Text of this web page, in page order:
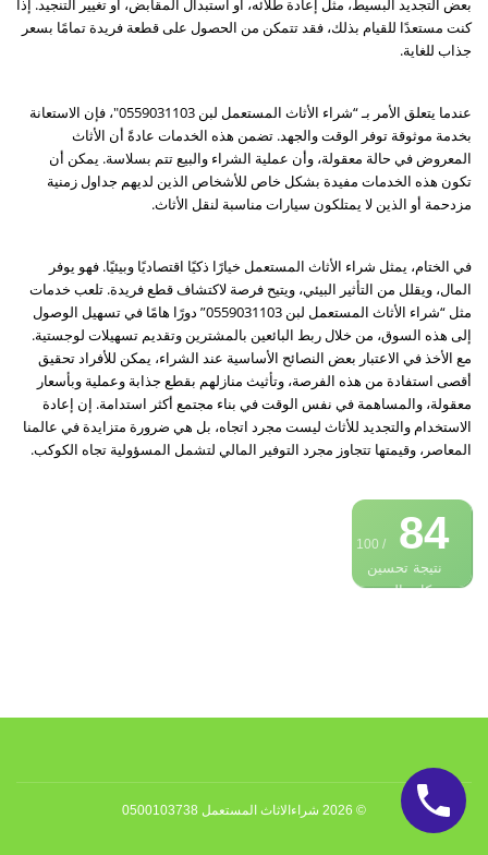
بعض التجديد البسيط، مثل إعادة طلائه، أو استبدال المقابض، أو تغيير التنجيد. إذا
كنت مستعدًا للقيام بذلك، فقد تتمكن من الحصول على قطعة فريدة تمامًا بسعر
جذاب للغاية.
عندما يتعلق الأمر بـ “شراء الأثاث المستعمل لبن 0559031103″، فإن الاستعانة
بخدمة موثوقة توفر الوقت والجهد. تضمن هذه الخدمات عادةً أن الأثاث
المعروض في حالة معقولة، وأن عملية الشراء والبيع تتم بسلاسة. يمكن أن
تكون هذه الخدمات مفيدة بشكل خاص للأشخاص الذين لديهم جداول زمنية
مزدحمة أو الذين لا يمتلكون سيارات مناسبة لنقل الأثاث.
في الختام، يمثل شراء الأثاث المستعمل خيارًا ذكيًا اقتصاديًا وبيئيًا. فهو يوفر
المال، ويقلل من التأثير البيئي، ويتيح فرصة لاكتشاف قطع فريدة. تلعب خدمات
مثل “شراء الأثاث المستعمل لبن 0559031103” دورًا هامًا في تسهيل الوصول
إلى هذه السوق، من خلال ربط البائعين بالمشترين وتقديم تسهيلات لوجستية.
مع الأخذ في الاعتبار بعض النصائح الأساسية عند الشراء، يمكن للأفراد تحقيق
أقصى استفادة من هذه الفرصة، وتأثيث منازلهم بقطع جذابة وعملية وبأسعار
معقولة، والمساهمة في نفس الوقت في بناء مجتمع أكثر استدامة. إن إعادة
الاستخدام والتجديد للأثاث ليست مجرد اتجاه، بل هي ضرورة متزايدة في عالمنا
المعاصر، وقيمتها تتجاوز مجرد التوفير المالي لتشمل المسؤولية تجاه الكوكب.
84
/ 100
نتيجة تحسين
محركات البحث
© 2026 شراءالاثاث المستعمل 0500103738